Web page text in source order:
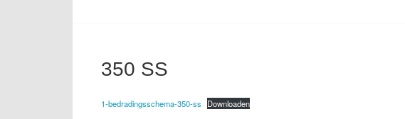
350 SS
1-bedradingsschema-350-ss Downloaden